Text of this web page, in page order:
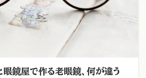
眼鏡屋で作る老眼鏡、何が違う